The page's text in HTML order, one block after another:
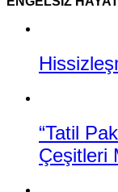
“Tatil
Çeşitleri